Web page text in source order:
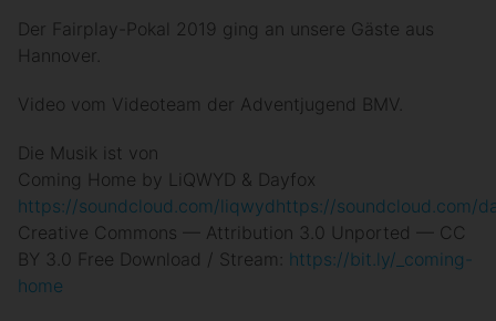
Der Fairplay-Pokal 2019 ging an unsere Gäste aus
Hannover.
Video vom Videoteam der Adventjugend BMV.
Die Musik ist von
Coming Home by LiQWYD & Dayfox
https://soundcloud.com/liqwydhttps://soundcloud.com/
Creative Commons — Attribution 3.0 Unported — CC
BY 3.0 Free Download / Stream: https://bit.ly/_coming-
home